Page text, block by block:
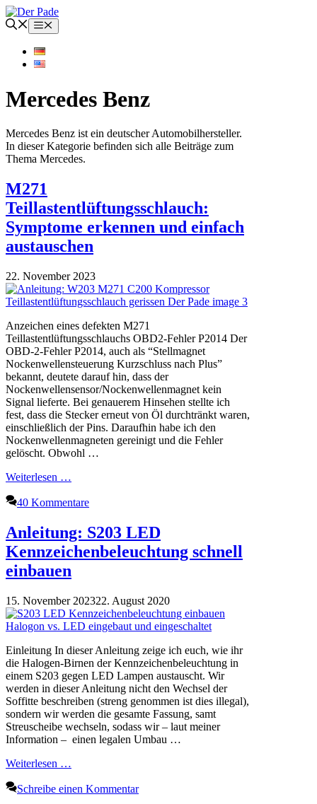
Zum
Inhalt
springen
Menü
Mercedes Benz
Mercedes Benz ist ein deutscher Automobilhersteller.
In dieser Kategorie befinden sich alle Beiträge zum
Thema Mercedes.
M271
Teillastentlüftungsschlauch:
Symptome erkennen und einfach
austauschen
22. November 2023
Anzeichen eines defekten M271
Teillastentlüftungsschlauchs OBD2-Fehler P2014 Der
OBD-2-Fehler P2014, auch als “Stellmagnet
Nockenwellensteuerung Kurzschluss nach Plus”
bekannt, deutete darauf hin, dass der
Nockenwellensensor/Nockenwellenmagnet kein
Signal lieferte. Bei genauerem Hinsehen stellte ich
fest, dass die Stecker erneut von Öl durchtränkt waren,
einschließlich der Pins. Daraufhin habe ich den
Nockenwellenmagneten gereinigt und die Fehler
gelöscht. Obwohl …
Weiterlesen …
40 Kommentare
Anleitung: S203 LED
Kennzeichenbeleuchtung schnell
einbauen
15. November 202322. August 2020
Einleitung In dieser Anleitung zeige ich euch, wie ihr
die Halogen-Birnen der Kennzeichenbeleuchtung in
einem S203 gegen LED Lampen austauscht. Wir
werden in dieser Anleitung nicht den Wechsel der
Soffitte beschreiben (streng genommen ist dies illegal),
sondern wir werden die gesamte Fassung, samt
Streuscheibe wechseln, sodass wir – laut meiner
Information – einen legalen Umbau …
Weiterlesen …
Schreibe einen Kommentar